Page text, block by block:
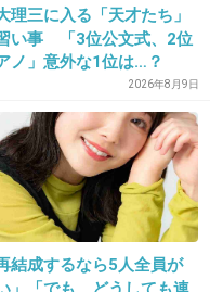
+25 -6
+14 -2
理三に入る「天才たち」
い事 「3位公文式、2位
ノ」意外な1位は…？
3つぐらいの習い事は当た
前、4つ以上の家庭も多
2026年8月9日
再結成するなら5人全員が
」「でも、どうしても連